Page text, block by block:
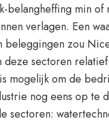
belangheffing min of
verlagen. Een
beleggingen zou
deze sectoren
mogelijk om de
nog eens op te
sectoren: